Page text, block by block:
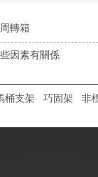
轉箱
因素有關係
桶支架 巧固架 非